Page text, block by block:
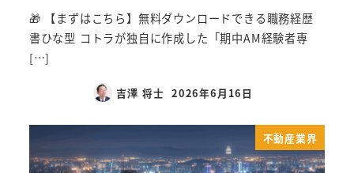
🎁 【まずはこちら】無料ダウンロードできる職務経歴
書ひな型 コトラが独自に作成した「期中AM経験者専
[…]
吉澤 将士 2026年6月16日
不動産業界